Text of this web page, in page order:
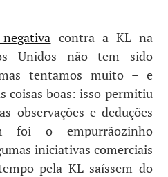
contra a KL na
Unidos não tem sido
tentamos muito – e
coisas boas: isso permitiu
observações e deduções
foi o empurrãozinho
iniciativas comerciais
pela KL saíssem do